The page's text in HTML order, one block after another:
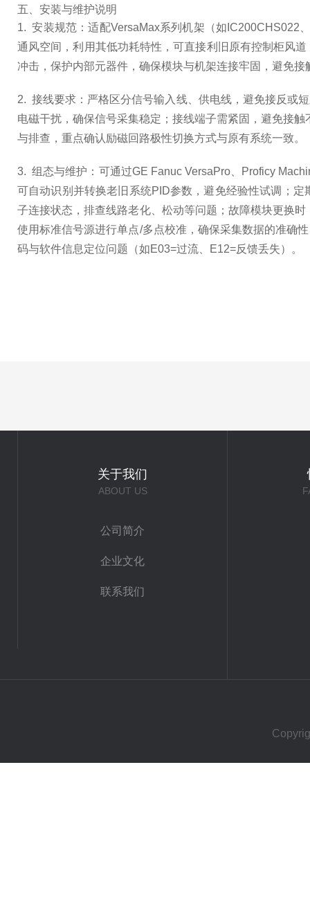
五、安装与维护说明
1. 安装规范：适配VersaMax系列机架（如IC200CHS022
通风空间，利用其低功耗特性，可直接利旧原有控制柜风
冲击，保护内部元器件，确保模块与机架连接牢固，避免
2. 接线要求：严格区分信号输入线、供电线，避免接反或
电磁干扰，确保信号采集稳定；接线端子需紧固，避免接
与排查，重点确认励磁回路极性切换方式与原有系统一致。
3. 组态与维护：可通过GE Fanuc VersaPro、Proficy
可自动识别并转换老旧系统PID参数，避免经验性试调；
子连接状态，排查线路老化、松动等问题；故障模块更换
使用标准信号源进行单点/多点校准，确保采集数据的准确
码与软件信息定位问题（如E03=过流、E12=反馈丢失）。
关于我们
ABOUT US
公司简介
企业文化
联系我们